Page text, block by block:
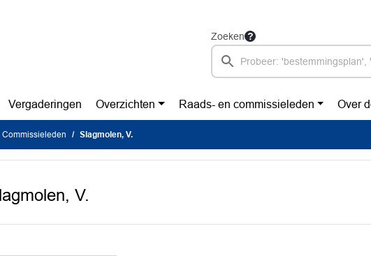
Zoeken
Vergaderingen Overzichten Raads- en commissieleden Over
Commissieleden Slagmolen, V.
V.